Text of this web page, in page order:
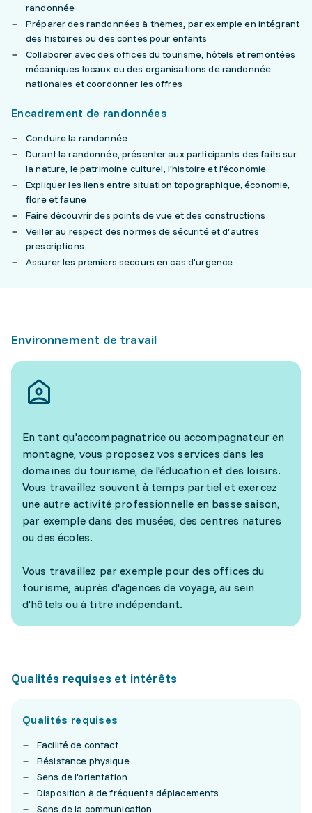
randonnée
Préparer des randonnées à thèmes, par exemple en intégrant
des histoires ou des contes pour enfants
Collaborer avec des offices du tourisme, hôtels et remontées
mécaniques locaux ou des organisations de randonnée
nationales et coordonner les offres
Encadrement de randonnées
Conduire la randonnée
Durant la randonnée, présenter aux participants des faits sur
la nature, le patrimoine culturel, l'histoire et l'économie
Expliquer les liens entre situation topographique, économie,
flore et faune
Faire découvrir des points de vue et des constructions
Veiller au respect des normes de sécurité et d'autres
prescriptions
Assurer les premiers secours en cas d'urgence
Environnement de travail
En tant qu'accompagnatrice ou accompagnateur en
montagne, vous proposez vos services dans les
domaines du tourisme, de l'éducation et des loisirs.
Vous travaillez souvent à temps partiel et exercez
une autre activité professionnelle en basse saison,
par exemple dans des musées, des centres natures
ou des écoles.
Vous travaillez par exemple pour des offices du
tourisme, auprès d'agences de voyage, au sein
d'hôtels ou à titre indépendant.
Qualités requises et intérêts
Qualités requises
Facilité de contact
Résistance physique
Sens de l'orientation
Disposition à de fréquents déplacements
Sens de la communication